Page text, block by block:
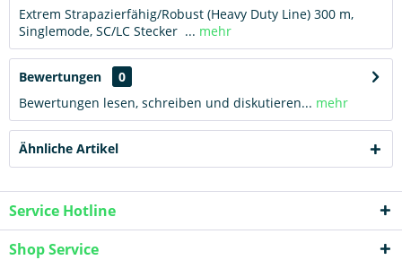
Extrem Strapazierfähig/Robust (Heavy Duty Line) 300 m,
Singlemode, SC/LC Stecker ... mehr
Bewertungen
0
Bewertungen lesen, schreiben und diskutieren... mehr
Ähnliche Artikel
Service Hotline
Shop Service